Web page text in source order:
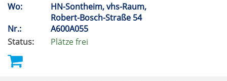
Wo:
HN-Sontheim, vhs-Raum,
Robert-Bosch-Straße 54
Nr.:
A600A055
Status:
Plätze frei